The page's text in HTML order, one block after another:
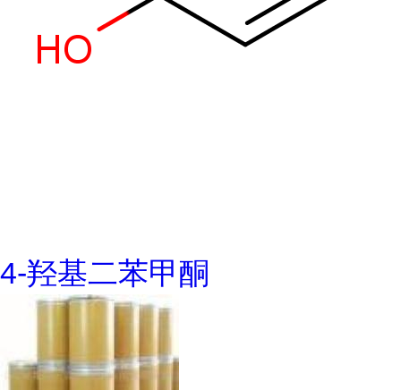
4-羟基二苯甲酮